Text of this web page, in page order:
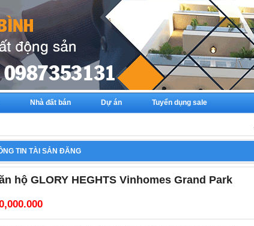
Nhà đất bán Dự án Tuyển dụng sale
TIN TÀI SẢN ĐĂNG
hộ GLORY HEGHTS Vinhomes Grand Park